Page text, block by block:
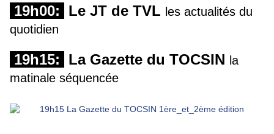
19h00: Le JT de TVL les actualités du
quotidien
19h15: La Gazette du TOCSIN la
matinale séquencée